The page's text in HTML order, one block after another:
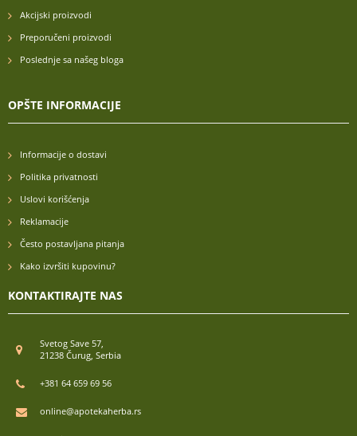
Akcijski proizvodi
Preporučeni proizvodi
Poslednje sa našeg bloga
OPŠTE INFORMACIJE
Informacije o dostavi
Politika privatnosti
Uslovi korišćenja
Reklamacije
Često postavljana pitanja
Kako izvršiti kupovinu?
KONTAKTIRAJTE NAS
Svetog Save 57,
21238 Čurug, Serbia
+381 64 659 69 56
online@apotekaherba.rs